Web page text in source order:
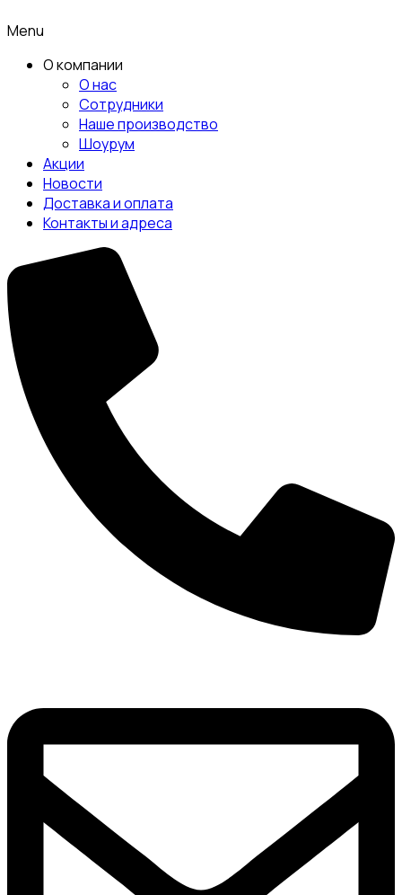
Menu
О компании
О нас
Сотрудники
Наше производство
Шоурум
Акции
Новости
Доставка и оплата
Контакты и адреса